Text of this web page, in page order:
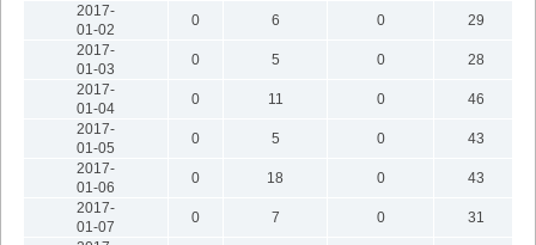
2017-
01-02
0 6 0
29
2017-
01-03
0 5 0
28
2017-
01-04
0 11 0
46
2017-
01-05
0 5 0
43
2017-
01-06
0 18 0
43
2017-
01-07
0 7 0
31